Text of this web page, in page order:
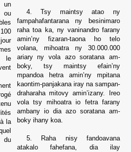
un
ou
le
la
4.
Tsy maintsy atao ny
fampahafantarana ny besinimaro
raha toa ka, ny vaninandro farany
amin’ny fizaran-taona ho telo
volana, mihoatra ny 30.000.000
ariary ny vola azo soratana am-
boky, tsy maintsy efain’ny
mpandoa hetra amin’ny mpitana
kaontim-panjakana iray na sampan-
draharaha mitovy amin’izany. Ireo
vola tsy mihoatra io fetra farany
ambany io dia azo soratana am-
boky ihany koa.
5. Raha nisy fandoavana
atakalo fahefana, dia ilay